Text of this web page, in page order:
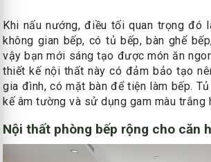
Khi nấu nướng, điều tối quan trọng đó
không gian bếp, có tủ bếp, bàn ghế
vậy bạn mới sáng tạo được món ăn
thiết kế nội thất này có đảm bảo tạo
gia đình, có mặt bàn để tiện làm bếp.
kế âm tường và sử dụng gam màu trắng
Nội thất phòng bếp rộng cho căn